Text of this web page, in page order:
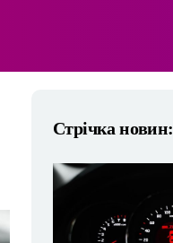
Стрічка новин: